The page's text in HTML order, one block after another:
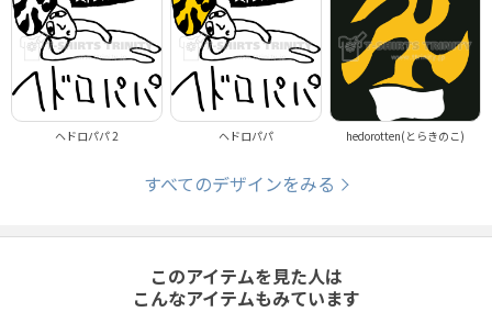
ヘドロパパ 2 ヘドロパパ hedorotten(とらきのこ)
すべてのデザインをみる
このアイテムを見た人は
こんなアイテムもみています